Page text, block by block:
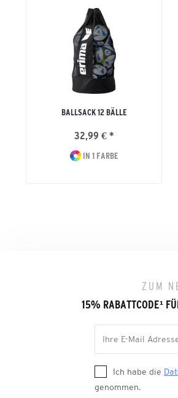
BALLSACK 12 BÄLLE
32,99 € *
IN 1 FARBE
ZUM
15% RABATTCODE¹
Ich habe die
genommen.